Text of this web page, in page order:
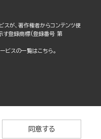
スが、著作権者からコンテンツ使
す登録商標(登録番号 第
ビスの一覧はこちら。
同意する